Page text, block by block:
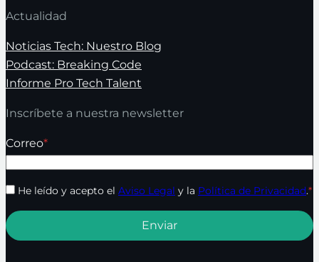
Actualidad
Noticias Tech: Nuestro Blog
Podcast: Breaking Code
Informe Pro Tech Talent
Inscríbete a nuestra newsletter
Correo*
He leído y acepto el Aviso Legal y la Política de Privacidad.*